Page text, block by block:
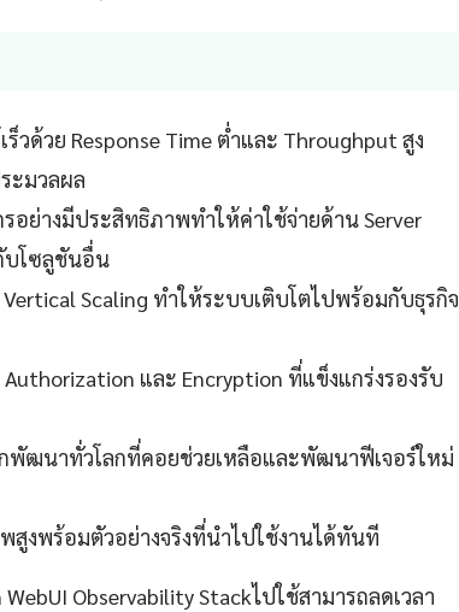
วด้วย Response Time ต่ำและ Throughput สูง
ะมวลผล
อย่างมีประสิทธิภาพทำให้ค่าใช้จ่ายด้าน Server
บโซลูชันอื่น
Scaling ทำให้ระบบเติบโตไปพร้อมกับธุรกิจ
และ Encryption ที่แข็งแกร่งรองรับ
พัฒนาทั่วโลกที่คอยช่วยเหลือและพัฒนาฟีเจอร์ใหม่
งพร้อมตัวอย่างจริงที่นำไปใช้งานได้ทันที
Observability Stackไปใช้สามารถลดเวลา